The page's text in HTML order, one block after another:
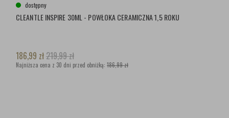
dostępny
CLEANTLE INSPIRE 30ML - POWŁOKA CERAMICZNA 1,5 ROKU
186,99 zł219,99zł
Najniższa cena z 30 dni przed obniżką: 186,99 zł